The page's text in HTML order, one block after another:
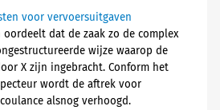
voor vervoersuitgaven
oordeelt dat de zaak zo de complex
wijze waarop de
X zijn ingebracht. Conform het
wordt de aftrek voor
alsnog verhoogd.